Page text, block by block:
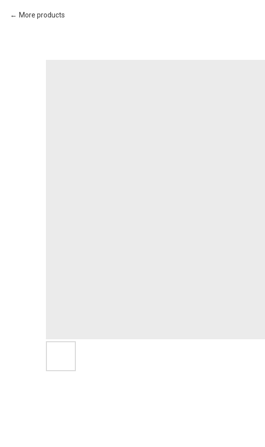
More products